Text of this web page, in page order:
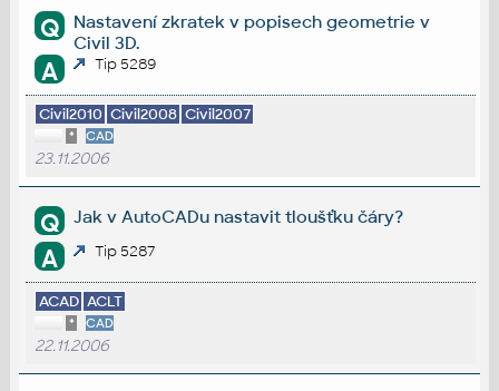
Q
Nastavení zkratek v popisech geometrie v
Civil 3D.
A Tip 5289
Civil2010 Civil2008 Civil2007
* CAD
23.11.2006
Q Jak v AutoCADu nastavit tloušťku čáry?
A Tip 5287
ACAD ACLT
* CAD
22.11.2006